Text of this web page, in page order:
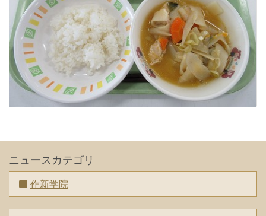
ニュースカテゴリ
作新学院